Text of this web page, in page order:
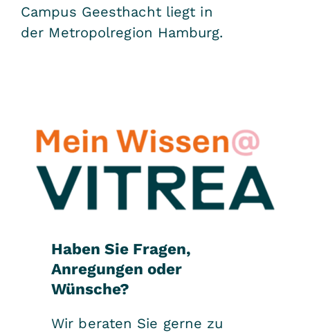
Campus Geesthacht liegt in
der Metropolregion Hamburg.
Haben Sie Fragen,
Anregungen oder
Wünsche?
Wir beraten Sie gerne zu